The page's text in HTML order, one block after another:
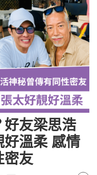
好友梁思浩
好溫柔 感情
密友